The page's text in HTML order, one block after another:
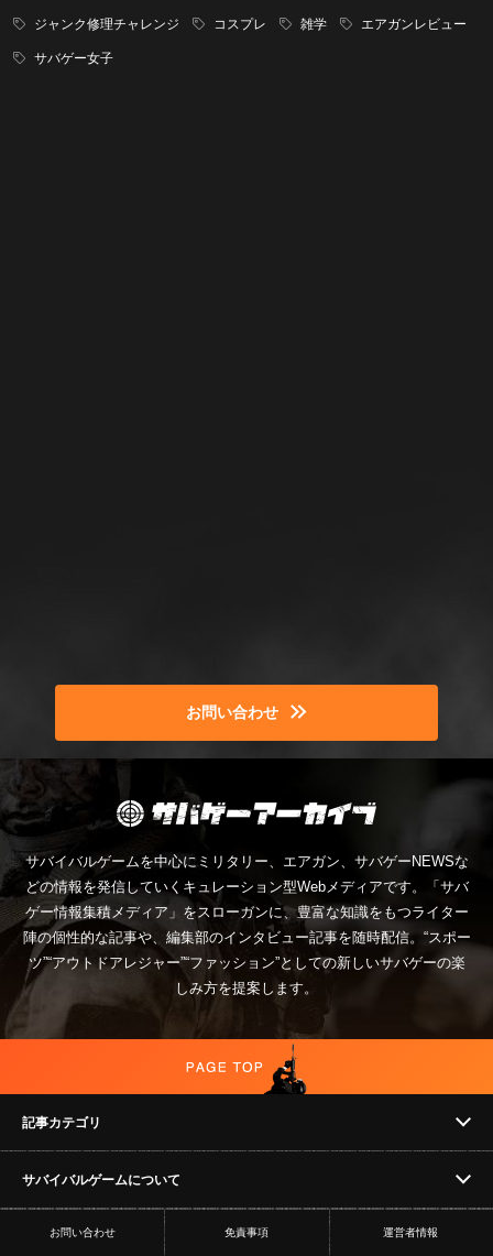
ジャンク修理チャレンジ コスプレ 雑学 エアガンレビュー
サバゲー女子
お問い合わせ
サバイバルゲームを中心にミリタリー、エアガン、サバゲーNEWSな
どの情報を発信していくキュレーション型Webメディアです。「サバ
ゲー情報集積メディア」をスローガンに、豊富な知識をもつライター
陣の個性的な記事や、編集部のインタビュー記事を随時配信。“スポー
ツ”“アウトドアレジャー”“ファッション”としての新しいサバゲーの楽
しみ方を提案します。
記事カテゴリ
NEWS
イベント
サバイバルゲームについて
フィールド
お問い合わせ 免責事項 運営者情報